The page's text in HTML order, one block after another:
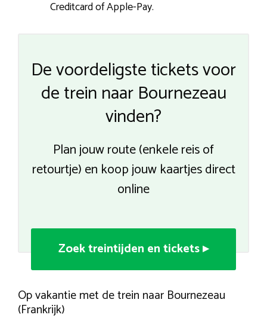
Creditcard of Apple-Pay.
De voordeligste tickets voor
de trein naar Bournezeau
vinden?
Plan jouw route (enkele reis of
retourtje) en koop jouw kaartjes direct
online
Zoek treintijden en tickets ▸
Op vakantie met de trein naar Bournezeau
(Frankrijk)